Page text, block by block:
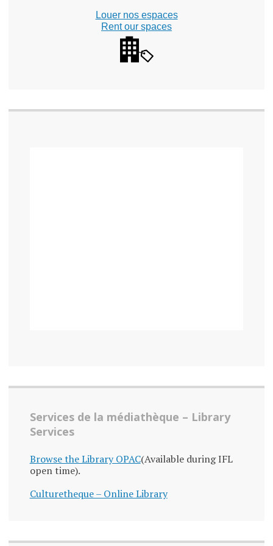
Louer nos espaces
Rent our spaces
Services de la médiathèque – Library
Services
Browse the Library OPAC(Available during IFL
open time).
Culturetheque – Online Library